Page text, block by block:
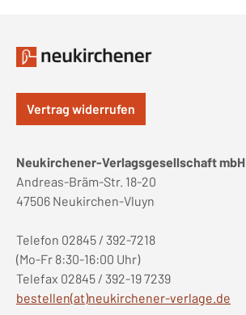
Vertrag widerrufen
Neukirchener-Verlagsgesellschaft mbH
Andreas-Bräm-Str. 18-20
47506 Neukirchen-Vluyn
Telefon 02845 / 392-7218
(Mo-Fr 8:30-16:00 Uhr)
Telefax 02845 / 392-19 7239
bestellen(at)neukirchener-verlage.de